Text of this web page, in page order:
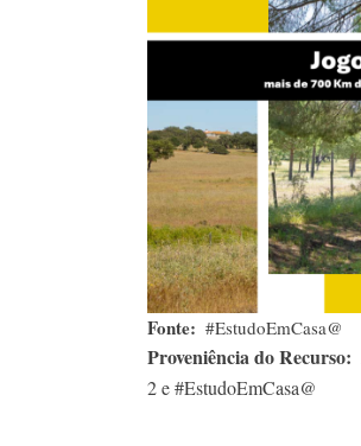
Fonte #EstudoEmCasa@
Proveniência do Recurso
2 e #EstudoEmCasa@